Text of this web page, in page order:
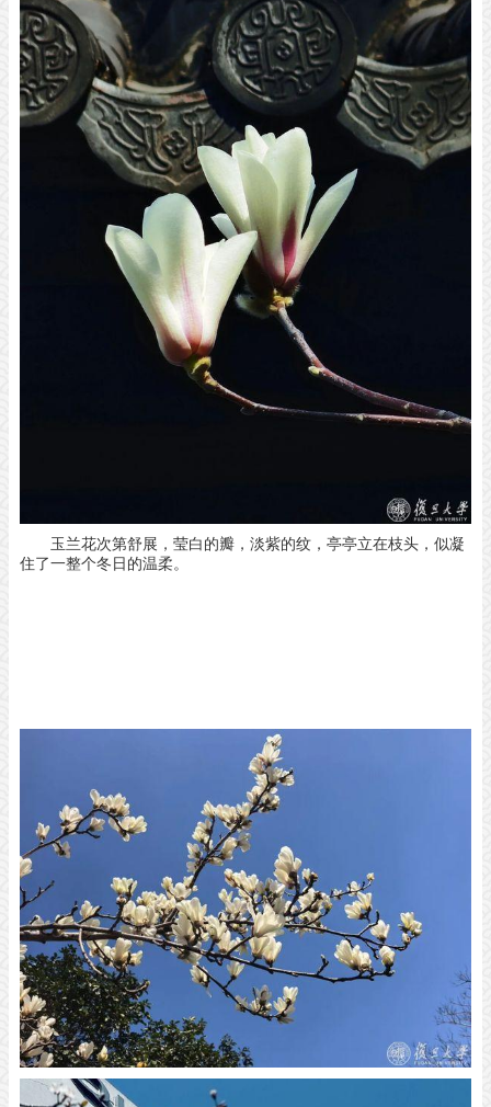
玉兰花次第舒展， 莹白的瓣， 淡紫的纹， 亭亭立在枝头， 似凝
住了一整个冬日的温柔。